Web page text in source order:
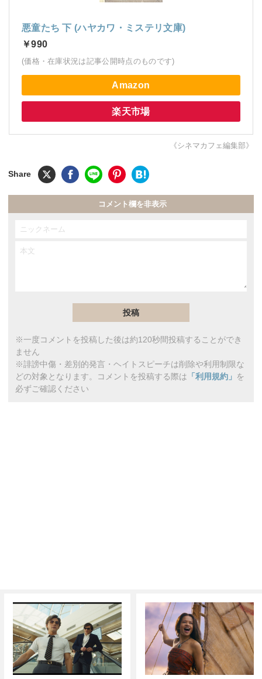
悪童たち 下 (ハヤカワ・ミステリ文庫)
￥990
(価格・在庫状況は記事公開時点のものです)
Amazon
楽天市場
《シネマカフェ編集部》
コメント欄を非表示
※一度コメントを投稿した後は約120秒間投稿することができ
ません
※誹謗中傷・差別的発言・ヘイトスピーチは削除や利用制限な
どの対象となります。コメントを投稿する際は 「利用規約」 を
必ずご確認ください